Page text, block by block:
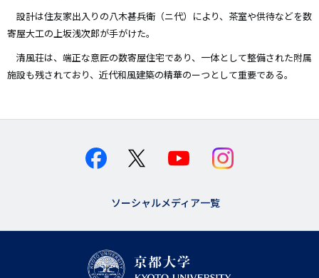
設計は住友家出入りの八木甚兵衛（ニ代）により、茶室や供待などを数
寄屋大工の上坂浅次郎が手がけた。
清風荘は、端正な意匠の数寄屋住宅であり、一体として整備された附属
施設も残されており、近代和風建築の精華のーつとして重要である。
ソーシャルメディア一覧